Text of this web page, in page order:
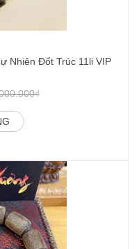
Nhiên Đốt Trúc 11li VIP